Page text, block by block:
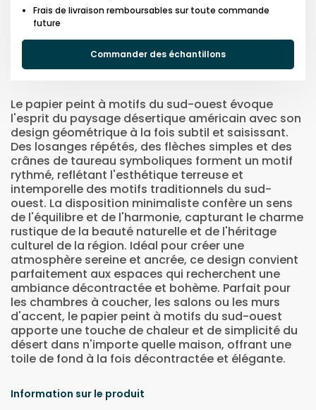
Frais de livraison remboursables sur toute commande
future
Commander des échantillons
Le papier peint à motifs du sud-ouest évoque
l'esprit du paysage désertique américain avec son
design géométrique à la fois subtil et saisissant.
Des losanges répétés, des flèches simples et des
crânes de taureau symboliques forment un motif
rythmé, reflétant l'esthétique terreuse et
intemporelle des motifs traditionnels du sud-
ouest. La disposition minimaliste confère un sens
de l'équilibre et de l'harmonie, capturant le charme
rustique de la beauté naturelle et de l'héritage
culturel de la région. Idéal pour créer une
atmosphère sereine et ancrée, ce design convient
parfaitement aux espaces qui recherchent une
ambiance décontractée et bohème. Parfait pour
les chambres à coucher, les salons ou les murs
d'accent, le papier peint à motifs du sud-ouest
apporte une touche de chaleur et de simplicité du
désert dans n'importe quelle maison, offrant une
toile de fond à la fois décontractée et élégante.
Information sur le produit